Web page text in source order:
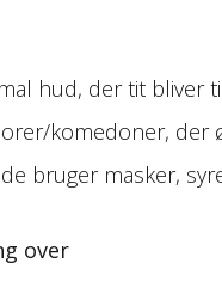
hud, der tit bliver
komedoner, der
bruger masker,
over